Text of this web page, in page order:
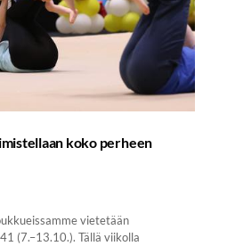
koko perheen
vietetään
(7.–13.10.). Tällä viikolla